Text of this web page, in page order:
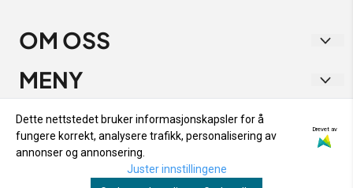
OM OSS
Vakre Vene
Strandgata 1
Org. nr. 933 282 538
MENY
PERSONVERN
INFO
RETUR OG BYTTE
NYHETSBREV
Registrer deg for å motta nyheter og tilbud!
Dette nettstedet bruker informasjonskapsler for å
fungere korrekt, analysere trafikk, personalisering av
annonser og annonsering.
Drevet av
Juster innstillingene